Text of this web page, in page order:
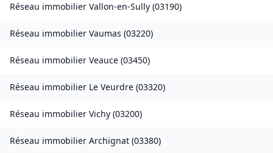
Réseau immobilier Vallon-en-Sully (03190)
Réseau immobilier Vaumas (03220)
Réseau immobilier Veauce (03450)
Réseau immobilier Le Veurdre (03320)
Réseau immobilier Vichy (03200)
Réseau immobilier Archignat (03380)